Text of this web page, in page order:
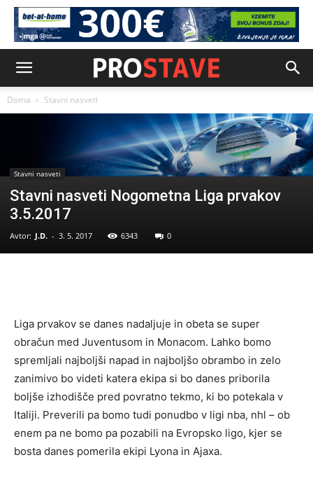
Doma Stavni nasveti
Stavni nasveti
Stavni nasveti Nogometna Liga prvakov
3.5.2017
Avtor: J.D. - 3. 5. 2017 6343 0
Liga prvakov se danes nadaljuje in obeta se super
obračun med Juventusom in Monacom. Lahko bomo
spremljali najboljši napad in najboljšo obrambo in zelo
zanimivo bo videti katera ekipa si bo danes priborila
boljše izhodišče pred povratno tekmo, ki bo potekala v
Italiji. Preverili pa bomo tudi ponudbo v ligi nba, nhl – ob
enem pa ne bomo pa pozabili na Evropsko ligo, kjer se
bosta danes pomerila ekipi Lyona in Ajaxa.